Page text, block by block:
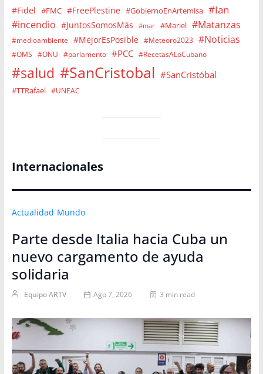
#Fidel #FMC #FreePlestine #GobiernoEnArtemisa #Ian
#incendio #JuntosSomosMás #mar #Mariel #Matanzas
#medioambiente #MejorEsPosible #Meteoro2023 #Noticias
#OMS #ONU #parlamento #PCC #RecetasALoCubano
#salud #SanCristobal #SanCristóbal
#TTRafael #UNEAC
Internacionales
Actualidad Mundo
Parte desde Italia hacia Cuba un
nuevo cargamento de ayuda
solidaria
Equipo ARTV Ago 7, 2026 3 min read